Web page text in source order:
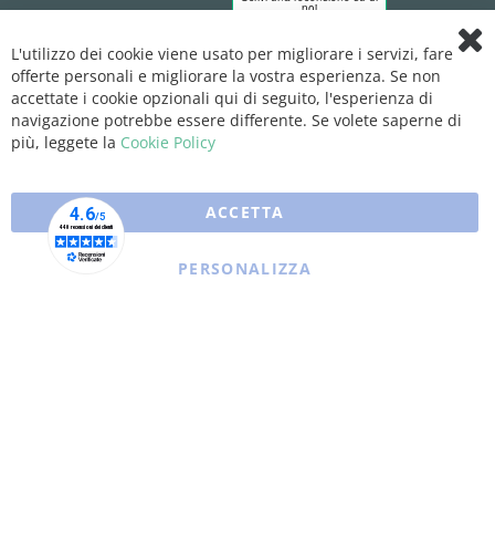
L'utilizzo dei cookie viene usato per migliorare i servizi, fare
offerte personali e migliorare la vostra esperienza. Se non
accettate i cookie opzionali qui di seguito, l'esperienza di
navigazione potrebbe essere differente. Se volete saperne di
più, leggete la Cookie Policy
ACCETTA
PERSONALIZZA